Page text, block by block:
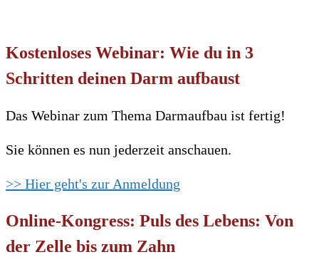
Kostenloses Webinar: Wie du in 3
Schritten deinen Darm aufbaust
Das Webinar zum Thema Darmaufbau ist fertig!
Sie können es nun jederzeit anschauen.
>> Hier geht's zur Anmeldung
Online-Kongress: Puls des Lebens: Von
der Zelle bis zum Zahn